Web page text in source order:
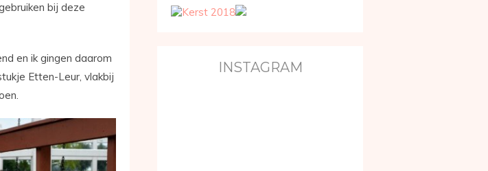
bij deze
en ik gingen daarom
Etten-Leur, vlakbij
INSTAGRAM